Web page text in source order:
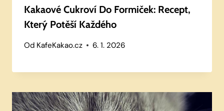
Kakaové Cukroví Do Formiček: Recept,
Který Potěší Každého
Od KafeKakao.cz 6. 1. 2026